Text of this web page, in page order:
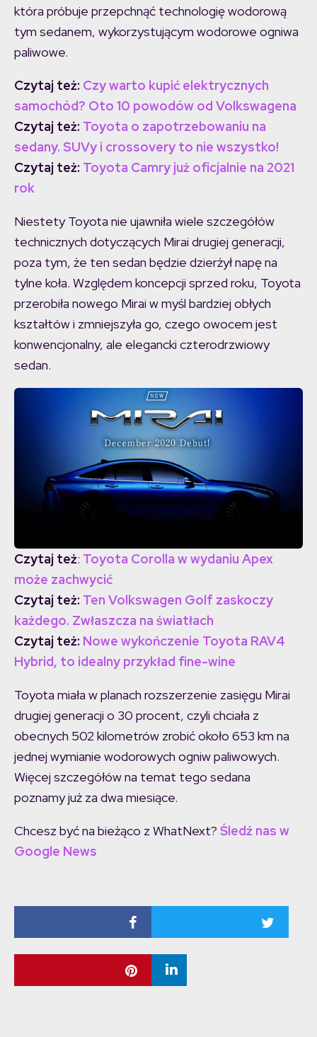
która próbuje przepchnąć technologię wodorową
tym sedanem, wykorzystującym wodorowe ogniwa
paliwowe.
Czytaj też: Czy warto kupić elektrycznych
samochód? Oto 10 powodów od Volkswagena
Czytaj też: Toyota o zapotrzebowaniu na
sedany. SUVy i crossovery to nie wszystko!
Czytaj też: Toyota Camry już oficjalnie na 2021
rok
Niestety Toyota nie ujawniła wiele szczegółów
technicznych dotyczących Mirai drugiej generacji,
poza tym, że ten sedan będzie dzierżył napę na
tylne koła. Względem koncepcji sprzed roku, Toyota
przerobiła nowego Mirai w myśl bardziej obłych
kształtów i zmniejszyła go, czego owocem jest
konwencjonalny, ale elegancki czterodrzwiowy
sedan.
Czytaj też: Toyota Corolla w wydaniu Apex
może zachwycić
Czytaj też: Ten Volkswagen Golf zaskoczy
każdego. Zwłaszcza na światłach
Czytaj też: Nowe wykończenie Toyota RAV4
Hybrid, to idealny przykład fine-wine
Toyota miała w planach rozszerzenie zasięgu Mirai
drugiej generacji o 30 procent, czyli chciała z
obecnych 502 kilometrów zrobić około 653 km na
jednej wymianie wodorowych ogniw paliwowych.
Więcej szczegółów na temat tego sedana
poznamy już za dwa miesiące.
Chcesz być na bieżąco z WhatNext? Śledź nas w
Google News